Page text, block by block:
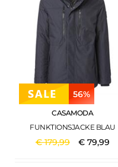
56%
CASAMODA
FUNKTIONSJACKE BLAU
€179,99 € 79,99